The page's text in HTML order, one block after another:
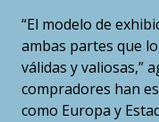
“El modelo de
ambas partes que
válidas y valiosas,”
compradores han
como Europa y